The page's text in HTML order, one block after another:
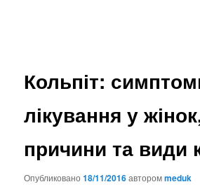
Кольпіт:
лікування у
причини та види
Опубликовано18/11/2016авторомmeduk